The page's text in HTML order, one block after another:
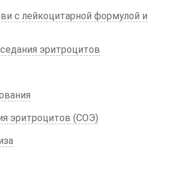
с лейкоцитарной формулой и
эритроцитов
эритроцитов (СОЭ)